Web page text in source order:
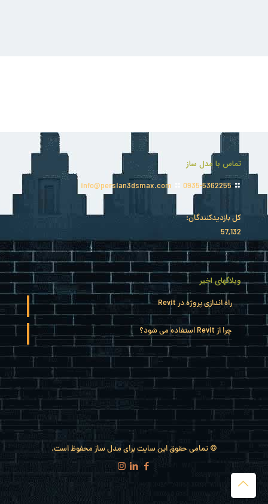
تماس با مدل ساز
0935-5362255
کل بازدیدکنند‌گان:
57,132
وبلاگهای اخیر
راه اندازی پروژه در Revit
چرا از Revit استفاده می شود؟
© تمامی حقوق این سایت برای مدل ساز محفوظ است.